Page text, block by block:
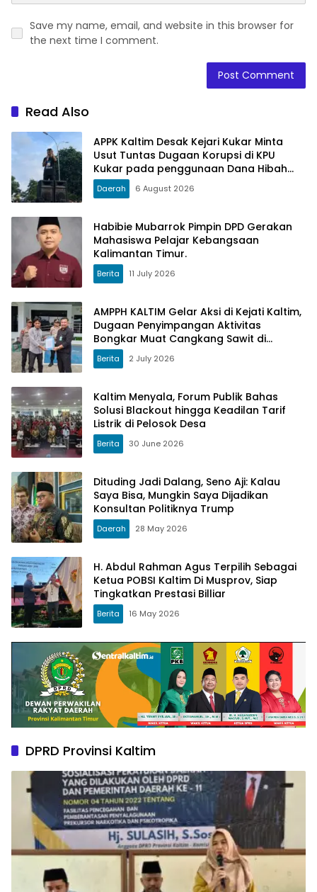
Save my name, email, and website in this browser for
the next time I comment.
Read Also
APPK Kaltim Desak Kejari Kukar Minta
Usut Tuntas Dugaan Korupsi di KPU
Kukar pada penggunaan Dana Hibah
PSU Kukar Tahun 2025
Daerah 6 August 2026
Habibie Mubarrok Pimpin DPD Gerakan
Mahasiswa Pelajar Kebangsaan
Kalimantan Timur.
Berita 11 July 2026
AMPPH KALTIM Gelar Aksi di Kejati Kaltim,
Dugaan Penyimpangan Aktivitas
Bongkar Muat Cangkang Sawit di
Logpond Tubaan
Berita 2 July 2026
Kaltim Menyala, Forum Publik Bahas
Solusi Blackout hingga Keadilan Tarif
Listrik di Pelosok Desa
Berita 30 June 2026
Dituding Jadi Dalang, Seno Aji: Kalau
Saya Bisa, Mungkin Saya Dijadikan
Konsultan Politiknya Trump
Daerah 28 May 2026
H. Abdul Rahman Agus Terpilih Sebagai
Ketua POBSI Kaltim Di Musprov, Siap
Tingkatkan Prestasi Billiar
Berita 16 May 2026
DPRD Provinsi Kaltim